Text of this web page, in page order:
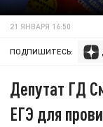
21 ЯНВАРЯ 16:50
ПОДПИШИТЕСЬ:
Депутат ГД
ЕГЭ для